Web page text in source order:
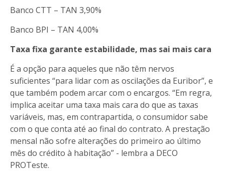
Banco CTT – TAN 3,90%
Banco BPI – TAN 4,00%
Taxa fixa garante estabilidade, mas sai mais cara
É a opção para aqueles que não têm nervos
suficientes “para lidar com as oscilações da Euribor”, e
que também podem arcar com o encargos. “Em regra,
implica aceitar uma taxa mais cara do que as taxas
variáveis, mas, em contrapartida, o consumidor sabe
com o que conta até ao final do contrato. A prestação
mensal não sofre alterações do primeiro ao último
mês do crédito à habitação” - lembra a DECO
PROTeste.